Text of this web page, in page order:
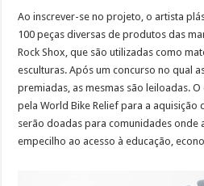
Ao inscrever-se no projeto, o artista
100 peças diversas de produtos das
Rock Shox, que são utilizadas como
esculturas. Após um concurso no qual
premiadas, as mesmas são leiloadas.
pela World Bike Relief para a aquisição
serão doadas para comunidades onde
empecilho ao acesso à educação,